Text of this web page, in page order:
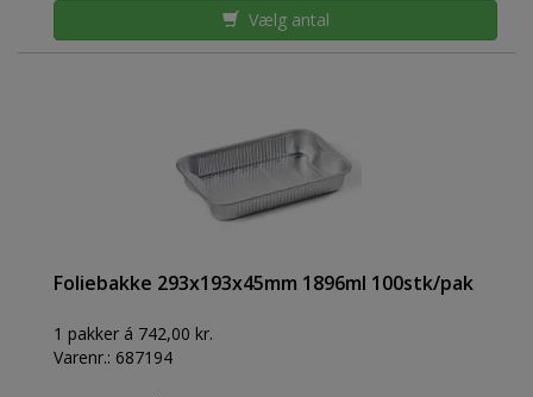
Vælg antal
Foliebakke 293x193x45mm 1896ml 100stk/pak
1 pakker á 742,00 kr.
Varenr.: 687194